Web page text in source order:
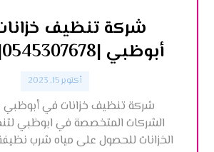
شركة تنظيف
أبوظبي |0545307678| تعقيم
أكتوبر 15, 2023
شركة تنظيف خزانات في
الشركات المتخصصة في ابوظبي
الخزانات للحصول على مياه شرب